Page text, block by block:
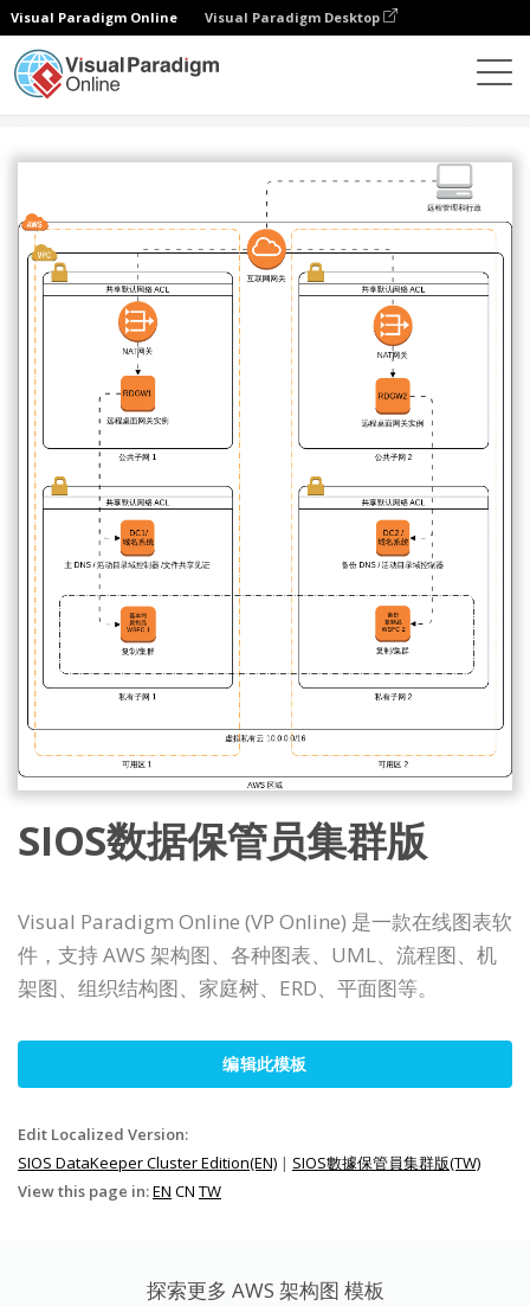
Visual Paradigm Online Visual Paradigm Desktop
SIOS数据保管员集群版
Visual Paradigm Online (VP Online) 是一款在线图表软
件，支持 AWS 架构图、各种图表、UML、流程图、机
架图、组织结构图、家庭树、ERD、平面图等。
编辑此模板
Edit Localized Version:
SIOS DataKeeper Cluster Edition(EN) | SIOS數據保管員集群版(TW)
View this page in:EN CN TW
探索更多 AWS 架构图 模板